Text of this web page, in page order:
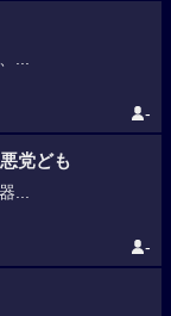
...
-
党ども
...
-